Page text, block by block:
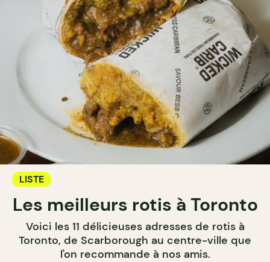
LISTE
Les meilleurs rotis à Toronto
Voici les 11 délicieuses adresses de rotis à
Toronto, de Scarborough au centre-ville que
l'on recommande à nos amis.